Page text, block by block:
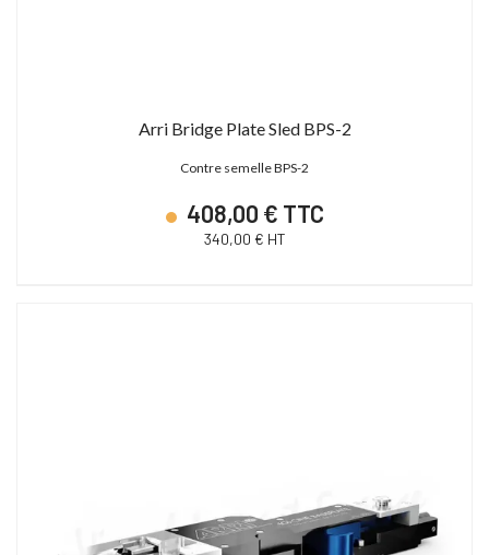
Arri Bridge Plate Sled BPS-2
Contre semelle BPS-2
408,00 € TTC
340,00 € HT